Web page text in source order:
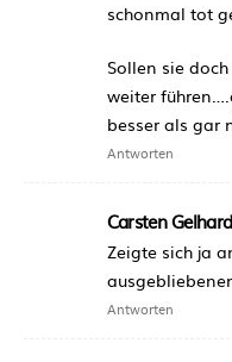
schonmal tot
Sollen sie
weiter
besser als gar
Antworten
Carsten Gelhard
Zeigte sich ja
Antworten